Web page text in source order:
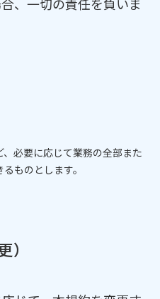
、一切の責任を負いま
必要に応じて業務の全部また
ものとします。